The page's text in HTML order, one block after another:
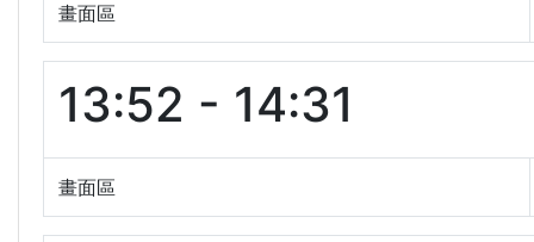
畫面區
13:52 - 14:31
畫面區